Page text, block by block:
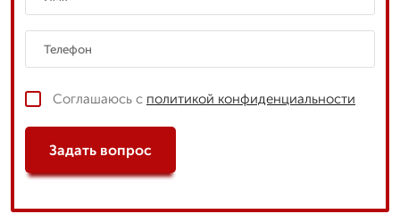
Соглашаюсь с политикой конфиденциальности
Задать вопрос